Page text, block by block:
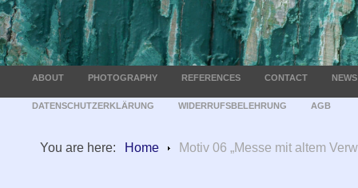
ABOUT PHOTOGRAPHY REFERENCES CONTACT NEWS
DATENSCHUTZERKLÄRUNG WIDERRUFSBELEHRUNG AGB
You are here: Home Motiv 06 „Messe mit altem